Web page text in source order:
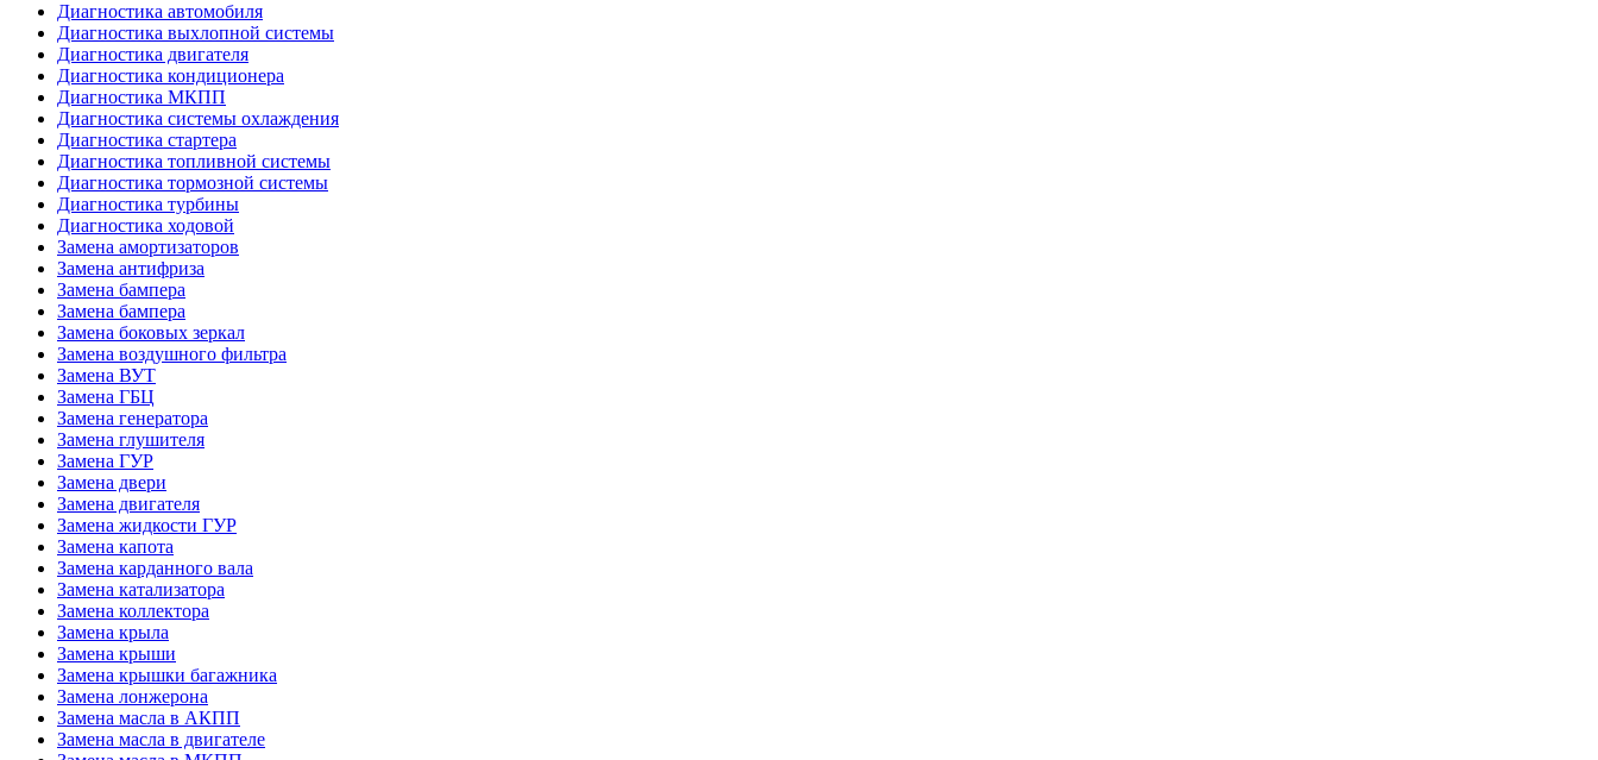
Диагностика автомобиля
Диагностика выхлопной системы
Диагностика двигателя
Диагностика кондиционера
Диагностика МКПП
Диагностика системы охлаждения
Диагностика стартера
Диагностика топливной системы
Диагностика тормозной системы
Диагностика турбины
Диагностика ходовой
Замена амортизаторов
Замена антифриза
Замена бампера
Замена бампера
Замена боковых зеркал
Замена воздушного фильтра
Замена ВУТ
Замена ГБЦ
Замена генератора
Замена глушителя
Замена ГУР
Замена двери
Замена двигателя
Замена жидкости ГУР
Замена капота
Замена карданного вала
Замена катализатора
Замена коллектора
Замена крыла
Замена крыши
Замена крышки багажника
Замена лонжерона
Замена масла в АКПП
Замена масла в двигателе